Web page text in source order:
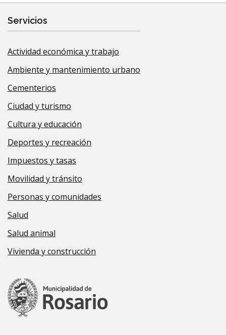
Servicios
Actividad económica y trabajo
Ambiente y mantenimiento urbano
Cementerios
Ciudad y turismo
Cultura y educación
Deportes y recreación
Impuestos y tasas
Movilidad y tránsito
Personas y comunidades
Salud
Salud animal
Vivienda y construcción